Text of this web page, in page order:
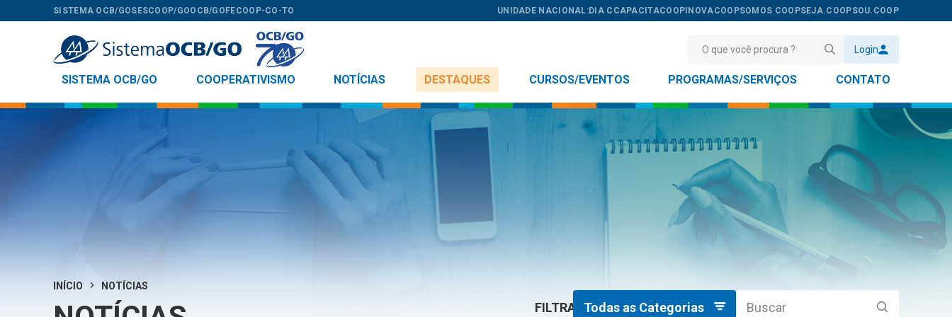
SISTEMA OCB/GOSESCOOP/GOOCB/GOFECOOP-CO-TO UNIDADE NACIONAL:DIA C CAPACITACOOPINOVACOOPSOMOS COOPSEJA.COOPSOU.COOP
Login
SISTEMA OCB/GO COOPERATIVISMO NOTÍCIAS DESTAQUES CURSOS/EVENTOS PROGRAMAS/SERVIÇOS CONTATO
INÍCIO NOTÍCIAS
FILTRAR:Todas as Categorias